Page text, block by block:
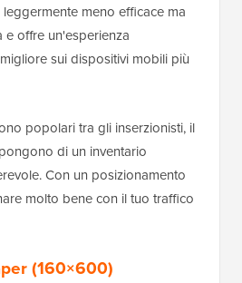
meno efficace ma
e offre un'esperienza
sui dispositivi mobili più
popolari tra gli inserzionisti, il
di un inventario
Con un posizionamento
molto bene con il tuo traffico
(160×600)